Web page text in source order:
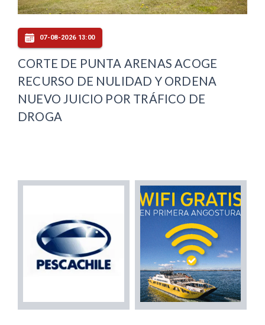
07-08-2026 13:00
CORTE DE PUNTA ARENAS ACOGE
RECURSO DE NULIDAD Y ORDENA
NUEVO JUICIO POR TRÁFICO DE
DROGA